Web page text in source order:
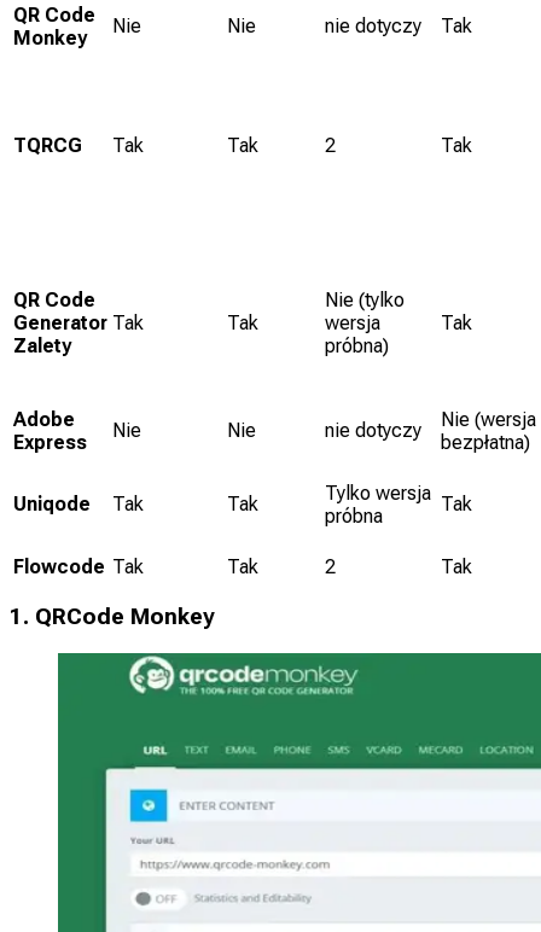
QR Code
Monkey
Nie Nie nie dotyczy Tak
TQRCG Tak Tak 2 Tak
QR Code
Generator
Zalety
Tak Tak
Nie (tylko
wersja
próbna)
Tak
Adobe
Express
Nie Nie nie dotyczy
Nie (wersja
bezpłatna)
Uniqode Tak Tak
Tylko wersja
próbna
Tak
Flowcode Tak Tak 2 Tak
1. QRCode Monkey